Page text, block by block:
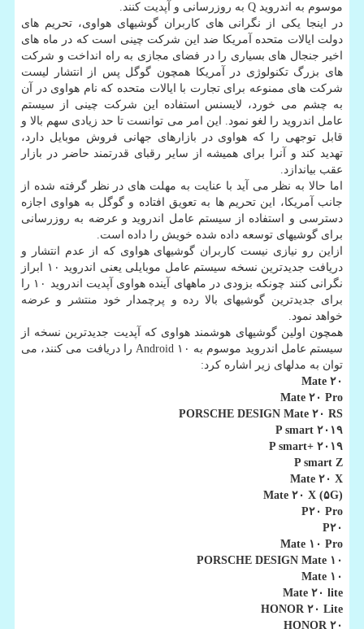
موسوم به اندروید Q به روزرسانی و آپدیت كنند.
در اینجا یكی از نگرانی های كاربران گوشیهای هواوی، تحریم های
دولت ایالات متحده آمریكا ضد این شركت چینی است كه در ماه های
اخیر جنجال های بسیاری را در فضای مجازی به راه انداخت و شركت
های بزرگ تكنولوژی در آمریكا همچون گوگل پس از انتشار لیست
شركت های ممنوعه برای تجارت با ایالات متحده كه نام هواوی در آن
به چشم می خورد، لایسنس استفاده این شركت چینی از سیستم
عامل اندروید را لغو نمود. این امر می توانست تا حد زیادی سهم بالا و
قابل توجهی را كه هواوی در بازارهای جهانی فروش موبایل دارد،
تهدید كند و آنرا برای همیشه از سایر رقبای قدرتمند حاضر در بازار
عقب بیاندازد.
اما حالا به نظر می آید با عنایت به مهلت های در نظر گرفته شده از
جانب آمریكا، این تحریم ها به تعویق افتاده و گوگل به هواوی اجازه
دسترسی و استفاده از سیستم عامل اندروید و عرضه به روزرسانی
برای گوشیهای توسعه داده شده خویش را داده است.
ازاین رو نیازی نیست كاربران گوشیهای هواوی كه از عدم انتشار و
دریافت جدیدترین نسخه سیستم عامل موبایلی یعنی اندروید ۱۰ ابراز
نگرانی كنند چونكه بزودی در ماههای آینده هواوی آپدیت اندروید ۱۰ را
برای جدیدترین گوشیهای بالا رده و پرچمدار خود منتشر و عرضه
خواهد نمود.
همچون اولین گوشیهای هوشمند هواوی كه آپدیت جدیدترین نسخه از
سیستم عامل اندروید موسوم به Android ۱۰ را دریافت می كنند، می
توان به مدلهای زیر اشاره كرد:
Mate ۲۰
Mate ۲۰ Pro
PORSCHE DESIGN Mate ۲۰ RS
P smart ۲۰۱۹
P smart+ ۲۰۱۹
P smart Z
Mate ۲۰ X
Mate ۲۰ X (۵G)
P۲۰ Pro
P۲۰
Mate ۱۰ Pro
PORSCHE DESIGN Mate ۱۰
Mate ۱۰
Mate ۲۰ lite
HONOR ۲۰ Lite
HONOR ۲۰